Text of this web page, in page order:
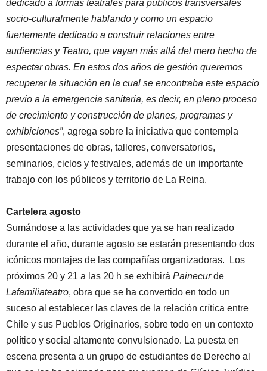
dedicado a formas teatrales para públicos transversales
socio-culturalmente hablando y como un espacio
fuertemente dedicado a construir relaciones entre
audiencias y Teatro, que vayan más allá del mero hecho de
espectar obras. En estos dos años de gestión queremos
recuperar la situación en la cual se encontraba este espacio
previo a la emergencia sanitaria, es decir, en pleno proceso
de crecimiento y construcción de planes, programas y
exhibiciones”, agrega sobre la iniciativa que contempla
presentaciones de obras, talleres, conversatorios,
seminarios, ciclos y festivales, además de un importante
trabajo con los públicos y territorio de La Reina.
Cartelera agosto
Sumándose a las actividades que ya se han realizado
durante el año, durante agosto se estarán presentando dos
icónicos montajes de las compañías organizadoras. Los
próximos 20 y 21 a las 20 h se exhibirá Painecurde
Lafamiliateatro, obra que se ha convertido en todo un
suceso al establecer las claves de la relación crítica entre
Chile y sus Pueblos Originarios, sobre todo en un contexto
político y social altamente convulsionado. La puesta en
escena presenta a un grupo de estudiantes de Derecho al